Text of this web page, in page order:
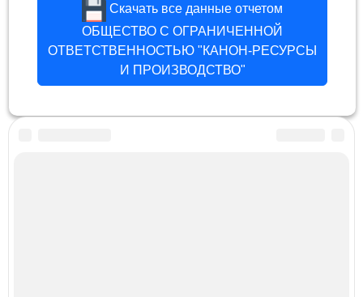
Скачать все данные отчетом
ОБЩЕСТВО С ОГРАНИЧЕННОЙ
ОТВЕТСТВЕННОСТЬЮ "КАНОН-РЕСУРСЫ
И ПРОИЗВОДСТВО"